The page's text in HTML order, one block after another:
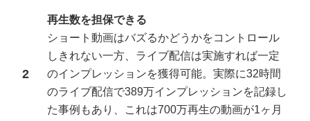
再生数を担保できる
ショート動画はバズるかどうかをコントロール
しきれない一方、ライブ配信は実施すれば一定
のインプレッションを獲得可能。実際に32時間
のライブ配信で389万インプレッションを記録し
た事例もあり、これは700万再生の動画が1ヶ月